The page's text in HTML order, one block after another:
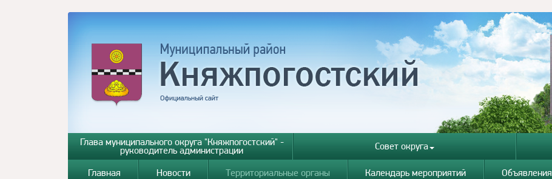
Глава муниципального округа "Княжпогостский" -
руководитель администрации Совет округа
Главная Новости Территориальные органы Календарь мероприятий Объявления